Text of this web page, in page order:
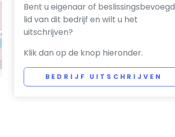
Bent u eigenaar of beslissingsbevoegd
lid van dit bedrijf en wilt u het
uitschrijven?
Klik dan op de knop hieronder.
BEDRIJF UITSCHRIJVEN